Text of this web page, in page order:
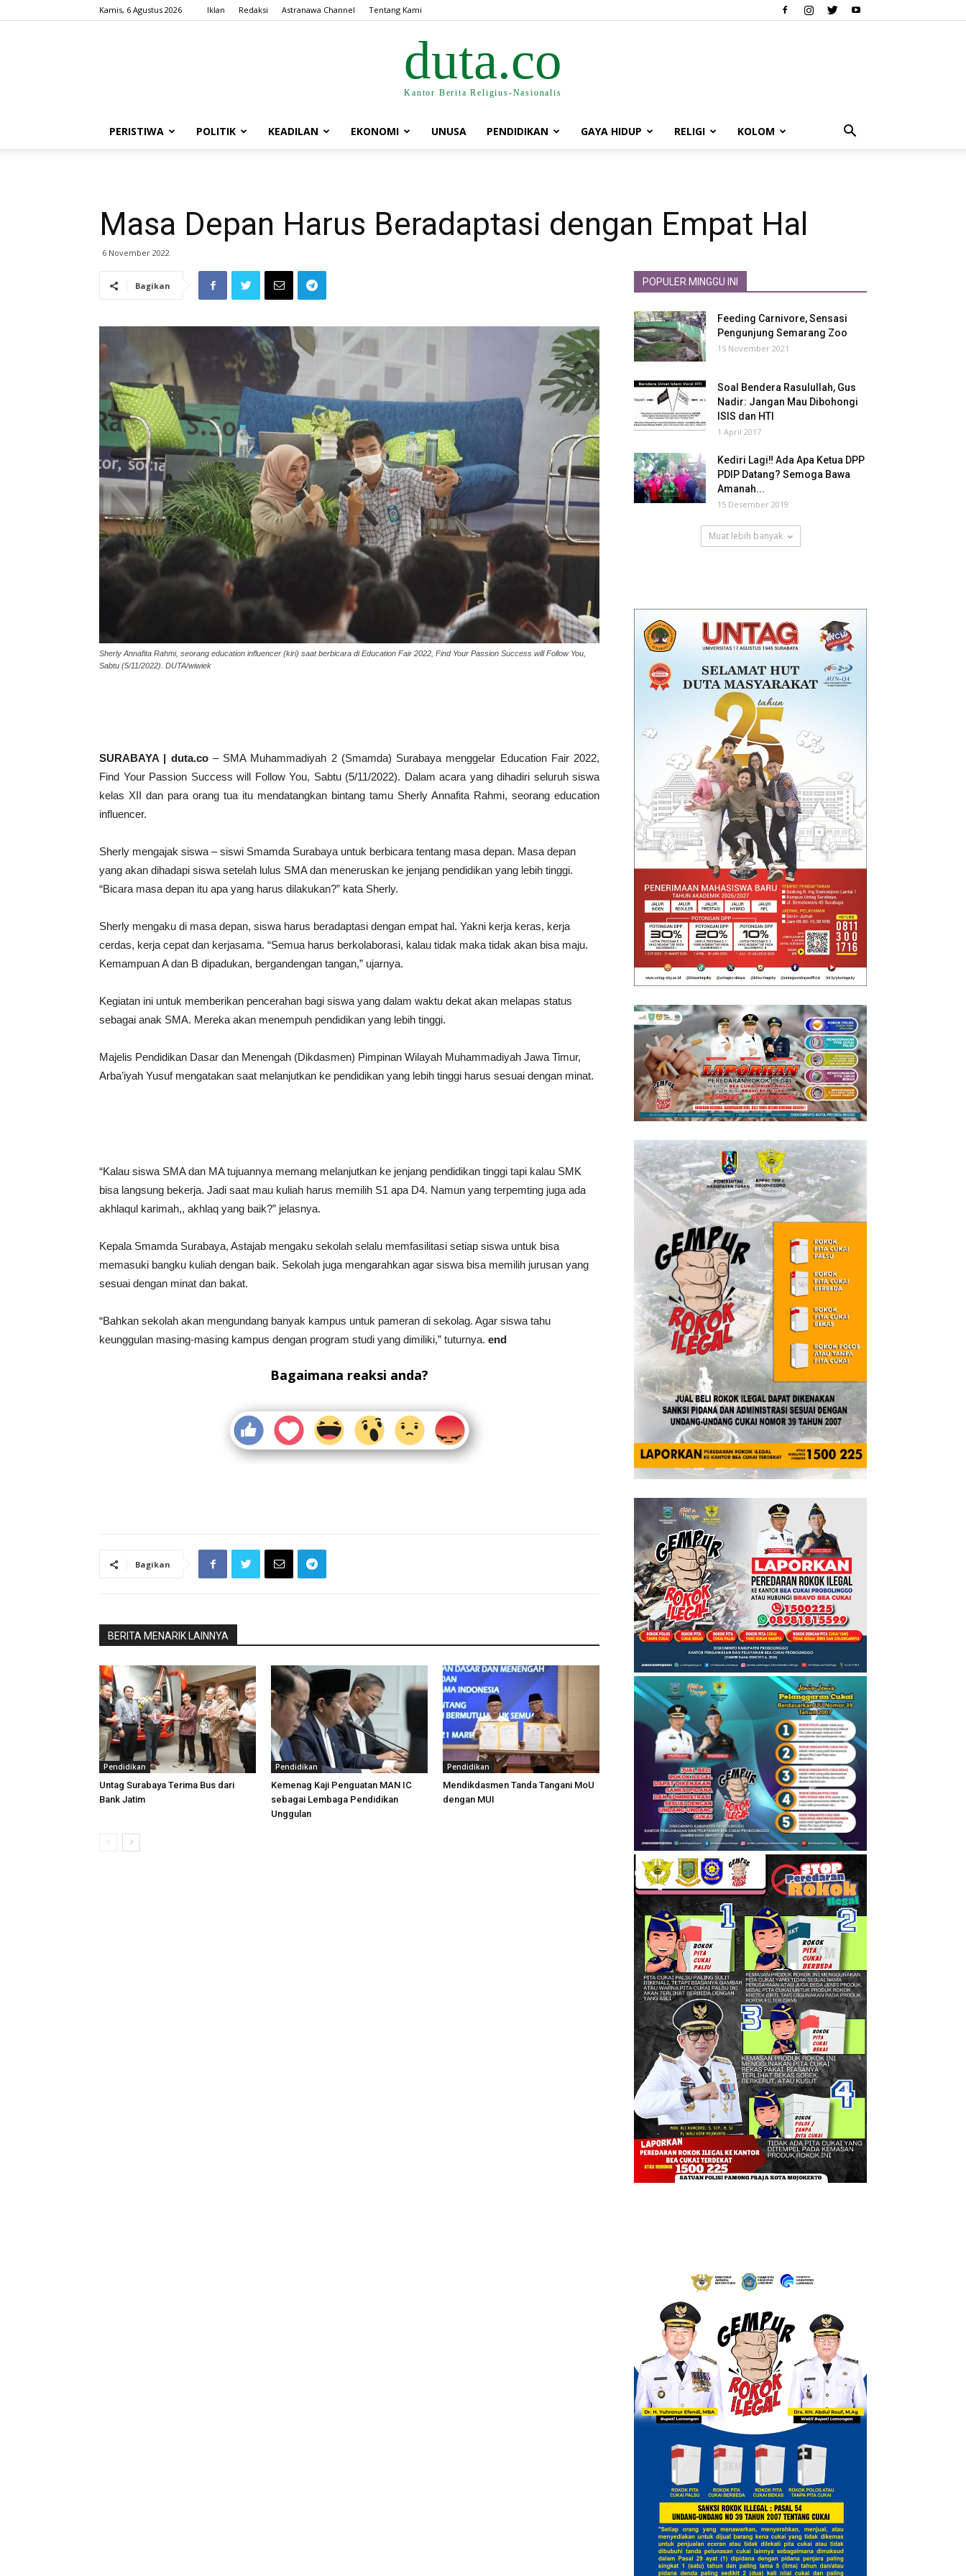
Kamis, 6 Agustus 2026 Iklan Redaksi Astranawa Channel Tentang Kami
duta.co
Kantor Berita Religius-Nasionalis
PERISTIWA POLITIK KEADILAN EKONOMI UNUSA PENDIDIKAN GAYA HIDUP RELIGI KOLOM
Masa Depan Harus Beradaptasi dengan Empat Hal
6 November 2022
Bagikan
Sherly Annafita Rahmi, seorang education influencer (kiri) saat berbicara di Education Fair 2022, Find Your Passion Success will Follow You,
Sabtu (5/11/2022). DUTA/wiwiek
SURABAYA | duta.co – SMA Muhammadiyah 2 (Smamda) Surabaya menggelar Education Fair 2022,
Find Your Passion Success will Follow You, Sabtu (5/11/2022). Dalam acara yang dihadiri seluruh siswa
kelas XII dan para orang tua itu mendatangkan bintang tamu Sherly Annafita Rahmi, seorang education
influencer.
Sherly mengajak siswa – siswi Smamda Surabaya untuk berbicara tentang masa depan. Masa depan
yang akan dihadapi siswa setelah lulus SMA dan meneruskan ke jenjang pendidikan yang lebih tinggi.
“Bicara masa depan itu apa yang harus dilakukan?” kata Sherly.
Sherly mengaku di masa depan, siswa harus beradaptasi dengan empat hal. Yakni kerja keras, kerja
cerdas, kerja cepat dan kerjasama. “Semua harus berkolaborasi, kalau tidak maka tidak akan bisa maju.
Kemampuan A dan B dipadukan, bergandengan tangan,” ujarnya.
Kegiatan ini untuk memberikan pencerahan bagi siswa yang dalam waktu dekat akan melapas status
sebagai anak SMA. Mereka akan menempuh pendidikan yang lebih tinggi.
Majelis Pendidikan Dasar dan Menengah (Dikdasmen) Pimpinan Wilayah Muhammadiyah Jawa Timur,
Arba’iyah Yusuf mengatakan saat melanjutkan ke pendidikan yang lebih tinggi harus sesuai dengan minat.
“Kalau siswa SMA dan MA tujuannya memang melanjutkan ke jenjang pendidikan tinggi tapi kalau SMK
bisa langsung bekerja. Jadi saat mau kuliah harus memilih S1 apa D4. Namun yang terpemting juga ada
akhlaqul karimah,, akhlaq yang baik?” jelasnya.
Kepala Smamda Surabaya, Astajab mengaku sekolah selalu memfasilitasi setiap siswa untuk bisa
memasuki bangku kuliah dengan baik. Sekolah juga mengarahkan agar siswa bisa memilih jurusan yang
sesuai dengan minat dan bakat.
“Bahkan sekolah akan mengundang banyak kampus untuk pameran di sekolag. Agar siswa tahu
keunggulan masing-masing kampus dengan program studi yang dimiliki,” tuturnya. end
Bagaimana reaksi anda?
Bagikan
BERITA MENARIK LAINNYA
Pendidikan
Untag Surabaya Terima Bus dari
Bank Jatim
Pendidikan
Kemenag Kaji Penguatan MAN IC
sebagai Lembaga Pendidikan
Unggulan
Pendidikan
Mendikdasmen Tanda Tangani MoU
dengan MUI
POPULER MINGGU INI
Feeding Carnivore, Sensasi
Pengunjung Semarang Zoo
15 November 2021
Soal Bendera Rasulullah, Gus
Nadir: Jangan Mau Dibohongi
ISIS dan HTI
1 April 2017
Kediri Lagi‼ Ada Apa Ketua DPP
PDIP Datang? Semoga Bawa
Amanah...
15 Desember 2019
Muat lebih banyak